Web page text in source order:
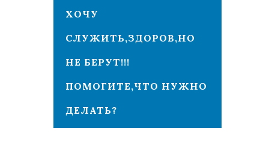
ХОЧУ
СЛУЖИТЬ,ЗДОРОВ,НО
НЕ БЕРУТ!!!
ПОМОГИТЕ,ЧТО НУЖНО
ДЕЛАТЬ?